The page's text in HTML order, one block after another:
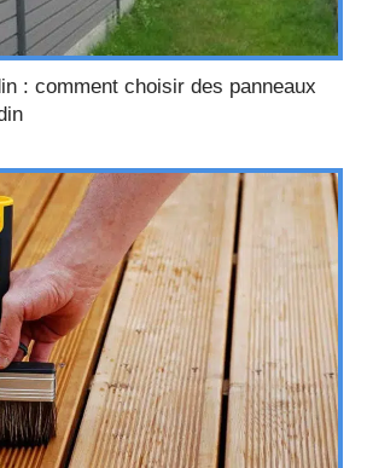
: comment choisir des panneaux